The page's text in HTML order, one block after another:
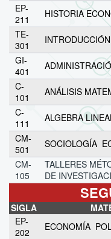
EP-
211
HISTORIA
TE-
301
GI-
401
C-
101
ANÁLISIS
C-
111
ALGEBRA
CM-
501
SOCIOLOGÍA
CM-
105
TALLERES
DE
SIGLA
EP-
202
ECONOMÍA